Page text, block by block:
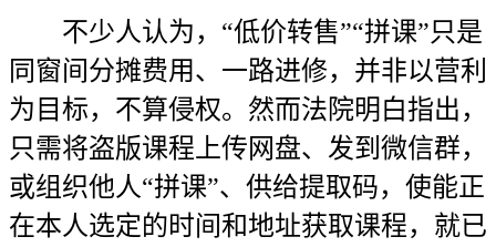
不少人认为，“低价转售”“拼课”只是
同窗间分摊费用、一路进修，并非以营利
为目标，不算侵权。然而法院明白指出，
只需将盗版课程上传网盘、发到微信群，
或组织他人“拼课”、供给提取码，使能正
在本人选定的时间和地址获取课程，就已